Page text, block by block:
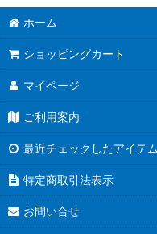
ホーム
ショッピングカート
マイページ
ご利用案内
最近チェックしたアイテム
特定商取引法表示
お問い合せ